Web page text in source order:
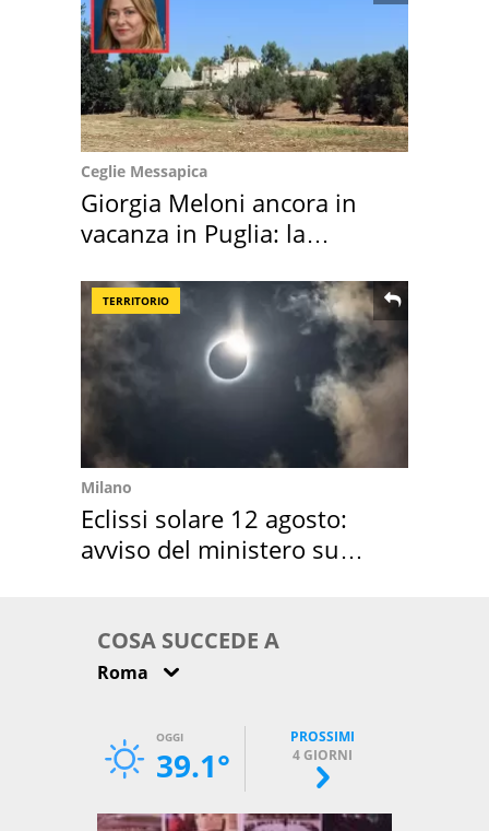
Ceglie Messapica
Giorgia Meloni ancora in
vacanza in Puglia: la
TERRITORIO
Milano
Eclissi solare 12 agosto:
avviso del ministero su